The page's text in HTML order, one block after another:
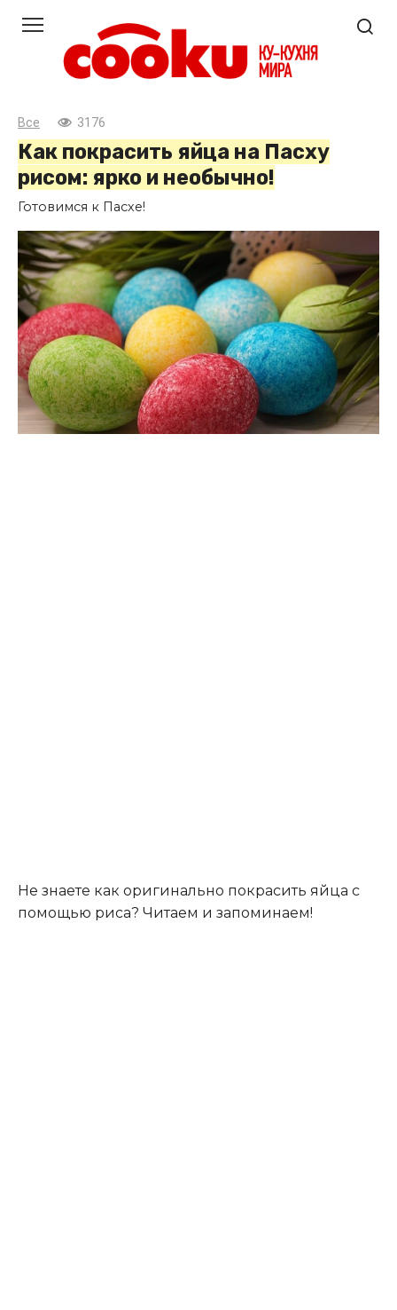
контенту
Все 3176
Как покрасить яйца на Пасху
рисом: ярко и необычно!
Готовимся к Пасхе!
Не знаете как оригинально покрасить яйца с
помощью риса? Читаем и запоминаем!